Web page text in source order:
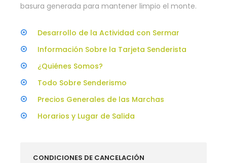
basura generada para mantener limpio el monte.
Desarrollo de la Actividad con Sermar
Información Sobre la Tarjeta Senderista
¿Quiénes Somos?
Todo Sobre Senderismo
Precios Generales de las Marchas
Horarios y Lugar de Salida
CONDICIONES DE CANCELACIÓN